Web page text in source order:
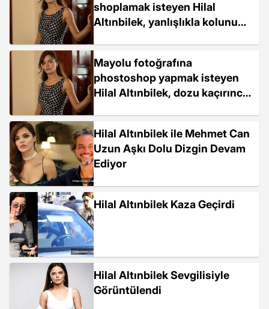
shoplamak isteyen Hilal
Altınbilek, yanlışlıkla kolunu
Mayolu fotoğrafına
phostoshop yapmak isteyen
Hilal Altınbilek, dozu kaçırınca
Hilal Altınbilek ile Mehmet Can
Uzun Aşkı Dolu Dizgin Devam
Ediyor
Hilal Altınbilek Kaza Geçirdi
Hilal Altınbilek Sevgilisiyle
Görüntülendi